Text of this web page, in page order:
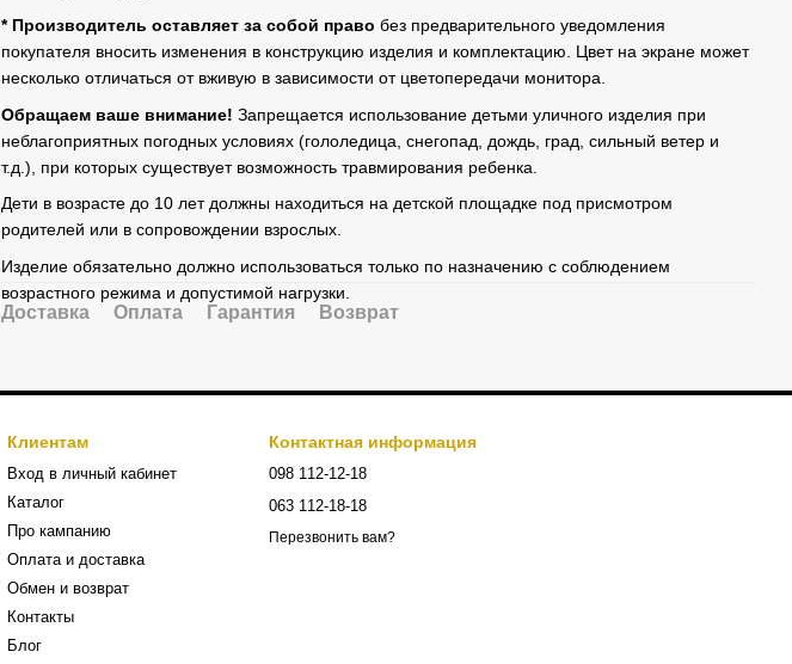
* Производитель оставляет за собой право без предварительного уведомления
покупателя вносить изменения в конструкцию изделия и комплектацию. Цвет на экране может
несколько отличаться от вживую в зависимости от цветопередачи монитора.
Обращаем ваше внимание! Запрещается использование детьми уличного изделия при
неблагоприятных погодных условиях (гололедица, снегопад, дождь, град, сильный ветер и
т.д.), при которых существует возможность травмирования ребенка.
Дети в возрасте до 10 лет должны находиться на детской площадке под присмотром
родителей или в сопровождении взрослых.
Изделие обязательно должно использоваться только по назначению с соблюдением
возрастного режима и допустимой нагрузки.
Доставка Оплата Гарантия Возврат
Клиентам
Вход в личный кабинет
Каталог
Про кампанию
Оплата и доставка
Обмен и возврат
Контакты
Блог
Контактная информация
098 112-12-18
063 112-18-18
Перезвонить вам?